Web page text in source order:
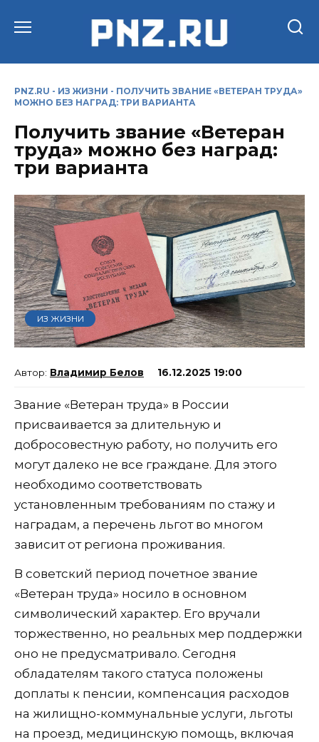
PNZ.RU - ИЗ ЖИЗНИ - ПОЛУЧИТЬ ЗВАНИЕ «ВЕТЕРАН ТРУДА»
МОЖНО БЕЗ НАГРАД: ТРИ ВАРИАНТА
Получить звание «Ветеран
труда» можно без наград:
три варианта
ИЗ ЖИЗНИ
Владимир Белов 16.12.2025 19:00
Звание «Ветеран труда» в России
присваивается за длительную и
добросовестную работу, но получить его
могут далеко не все граждане. Для этого
необходимо соответствовать
установленным требованиям по стажу и
наградам, а перечень льгот во многом
зависит от региона проживания.
В советский период почетное звание
«Ветеран труда» носило в основном
символический характер. Его вручали
торжественно, но реальных мер поддержки
оно не предусматривало. Сегодня
обладателям такого статуса положены
доплаты к пенсии, компенсация расходов
на жилищно-коммунальные услуги, льготы
на проезд, медицинскую помощь, включая